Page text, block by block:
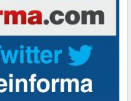
un 35 por ciento la cantidad de residuos
sanitario”
obtiene fondos para realizar visita en
en las pasadas elecciones deberán